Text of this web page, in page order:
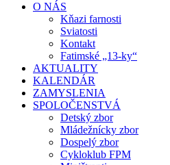
O NÁS
Kňazi farnosti
Sviatosti
Kontakt
Fatimské „13-ky“
AKTUALITY
KALENDÁR
ZAMYSLENIA
SPOLOČENSTVÁ
Detský zbor
Mládežnícky zbor
Dospelý zbor
Cykloklub FPM